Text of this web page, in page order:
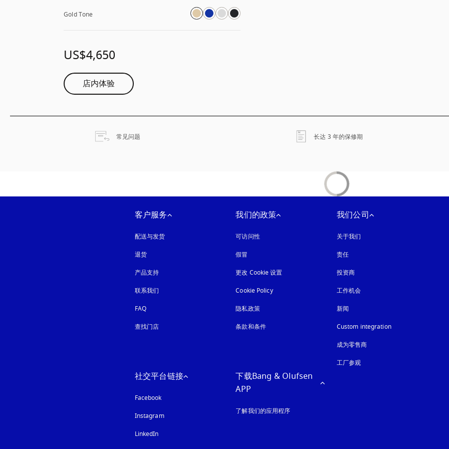
Gold Tone
US$4,650
店内体验
常见问题 长达 3 年的保修期
客户服务
配送与发货
退货
产品支持
联系我们
FAQ
查找门店
我们的政策
可访问性在新选项卡中打开
假冒
更改 Cookie 设置
Cookie Policy在新选项卡中打开
隐私政策在新选项卡中打开
条款和条件
我们公司
关于我们
责任
投资商
工作机会
新闻
Custom integration
成为零售商
工厂参观
社交平台链接
Facebook
Instagram在新选项卡中打开
LinkedIn
下载Bang & Olufsen
APP
了解我们的应用程序